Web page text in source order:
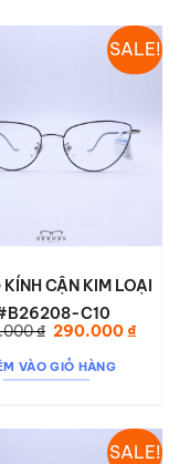
SALE!
KÍNH CẬN KIM LOẠI
C10
₫ Giá
là:
390.000 ₫.
290.000₫Giá
VÀO GIỎ HÀNG
SALE!